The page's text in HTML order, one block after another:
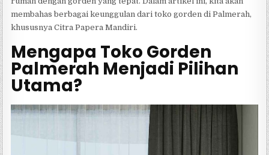
membahas berbagai keunggulan dari toko gorden di Palmerah,
khususnya Citra Papera Mandiri.
Mengapa Toko Gorden
Palmerah Menjadi Pilihan
Utama?